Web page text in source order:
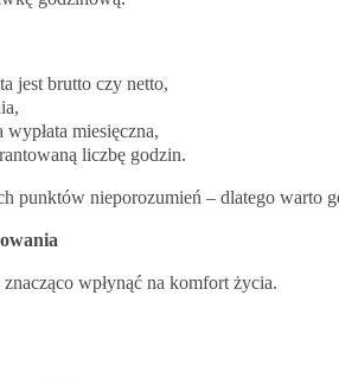
jest brutto czy netto,
miesięczna,
liczbę godzin.
punktów nieporozumień – dlatego warto
wpłynąć na komfort życia.